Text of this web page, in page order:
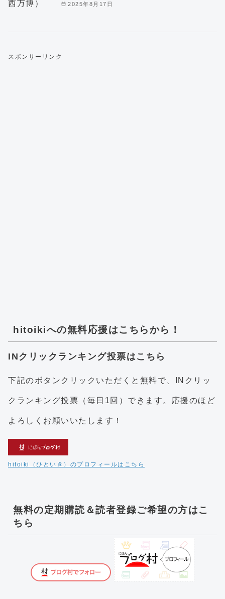
2025年8月17日
スポンサーリンク
hitoikiへの無料応援はこちらから！
INクリックランキング投票はこちら
下記のボタンクリックいただくと無料で、INクリッ
クランキング投票（毎日1回）できます。応援のほど
よろしくお願いいたします！
hitoiki（ひといき）のプロフィールはこちら
無料の定期購読＆読者登録ご希望の方はこ
ちら